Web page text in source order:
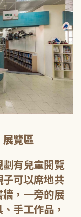
、展覽區
有兒童閱覽
可以席地共
，一旁的展
手工作品，